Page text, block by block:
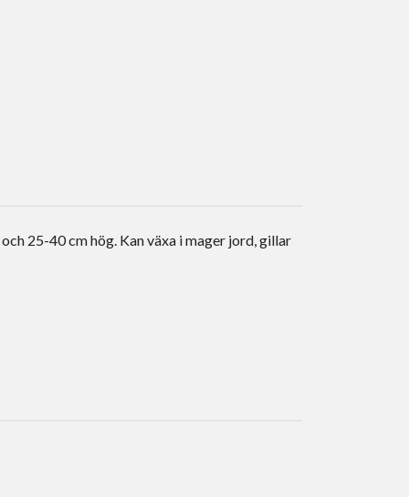
25-40 cm hög. Kan växa i mager jord, gillar